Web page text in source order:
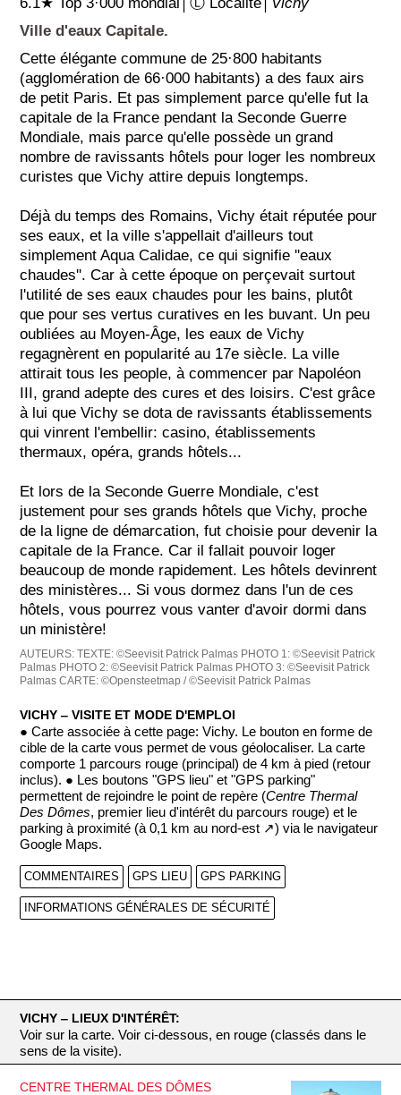
Ville d'eaux Capitale.
Cette élégante commune de 25·800 habitants
(agglomération de 66·000 habitants) a des faux airs
de petit Paris. Et pas simplement parce qu'elle fut la
capitale de la France pendant la Seconde Guerre
Mondiale, mais parce qu'elle possède un grand
nombre de ravissants hôtels pour loger les nombreux
curistes que Vichy attire depuis longtemps.
Déjà du temps des Romains, Vichy était réputée pour
ses eaux, et la ville s'appellait d'ailleurs tout
simplement Aqua Calidae, ce qui signifie ''eaux
chaudes''. Car à cette époque on perçevait surtout
l'utilité de ses eaux chaudes pour les bains, plutôt
que pour ses vertus curatives en les buvant. Un peu
oubliées au Moyen-Âge, les eaux de Vichy
regagnèrent en popularité au 17e siècle. La ville
attirait tous les people, à commencer par Napoléon
III, grand adepte des cures et des loisirs. C'est grâce
à lui que Vichy se dota de ravissants établissements
qui vinrent l'embellir: casino, établissements
thermaux, opéra, grands hôtels...
Et lors de la Seconde Guerre Mondiale, c'est
justement pour ses grands hôtels que Vichy, proche
de la ligne de démarcation, fut choisie pour devenir la
capitale de la France. Car il fallait pouvoir loger
beaucoup de monde rapidement. Les hôtels devinrent
des ministères... Si vous dormez dans l'un de ces
hôtels, vous pourrez vous vanter d'avoir dormi dans
un ministère!
AUTEURS:TEXTE: ©Seevisit Patrick Palmas PHOTO 1: ©Seevisit Patrick
Palmas PHOTO 2: ©Seevisit Patrick Palmas PHOTO 3: ©Seevisit Patrick
Palmas CARTE: ©Opensteetmap / ©Seevisit Patrick Palmas
VICHY ‒ VISITE ET MODE D'EMPLOI
● Carte associée à cette page: Vichy. Le bouton en forme de
cible de la carte vous permet de vous géolocaliser. La carte
comporte 1 parcours rouge (principal) de 4 km à pied (retour
inclus). ● Les boutons "GPS lieu" et "GPS parking"
permettent de rejoindre le point de repère (Centre Thermal
Des Dômes, premier lieu d'intérêt du parcours rouge) et le
parking à proximité (à 0,1 km au nord-est ↗) via le navigateur
Google Maps.
COMMENTAIRES GPS LIEU GPS PARKING
INFORMATIONS GÉNÉRALES DE SÉCURITÉ
VICHY ‒ LIEUX D'INTÉRÊT:
Voir sur la carte. Voir ci-dessous, en rouge (classés dans le
sens de la visite).
CENTRE THERMAL DES DÔMES